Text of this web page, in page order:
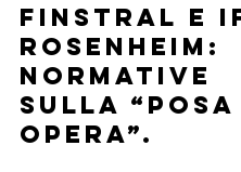
FINSTRAL E
ROSENHEIM:
normative
sulla “posa
opera”.